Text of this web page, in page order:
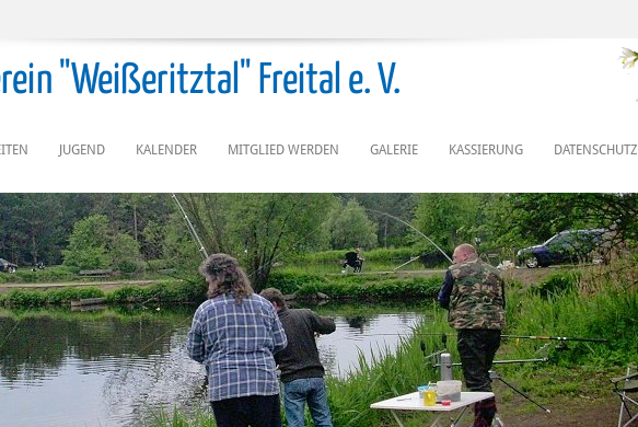
"Weißeritztal" Freital e. V.
JUGEND KALENDER MITGLIED WERDEN GALERIE KASSIERUNG DATENSCHUTZ